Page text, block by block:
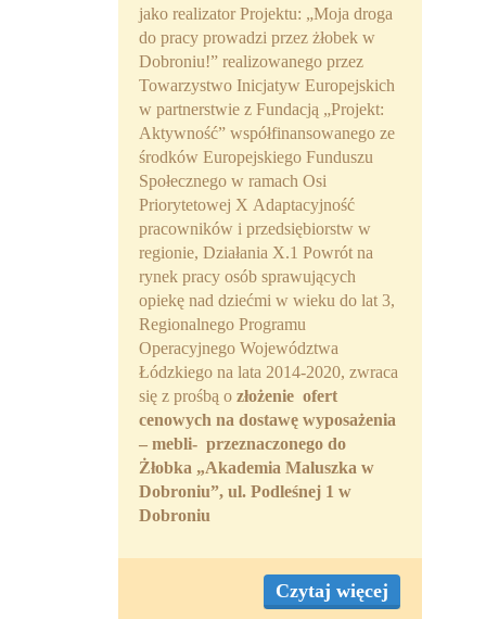
jako realizator Projektu: „Moja droga
do pracy prowadzi przez żłobek w
Dobroniu!” realizowanego przez
Towarzystwo Inicjatyw Europejskich
w partnerstwie z Fundacją „Projekt:
Aktywność” współfinansowanego ze
środków Europejskiego Funduszu
Społecznego w ramach Osi
Priorytetowej X Adaptacyjność
pracowników i przedsiębiorstw w
regionie, Działania X.1 Powrót na
rynek pracy osób sprawujących
opiekę nad dziećmi w wieku do lat 3,
Regionalnego Programu
Operacyjnego Województwa
Łódzkiego na lata 2014-2020, zwraca
się z prośbą o złożenie ofert
cenowych na dostawę wyposażenia
– mebli- przeznaczonego do
Żłobka „Akademia Maluszka w
Dobroniu”, ul. Podleśnej 1 w
Dobroniu
Czytaj więcej